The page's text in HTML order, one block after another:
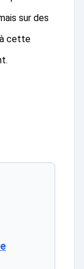
sur des
cette